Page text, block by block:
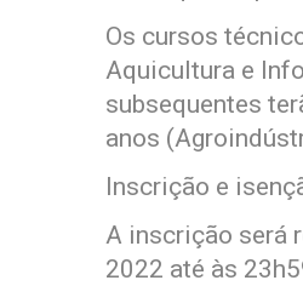
Os cursos
Aquicultura e
subsequentes
anos
Inscrição e
A inscrição será
2022 até às